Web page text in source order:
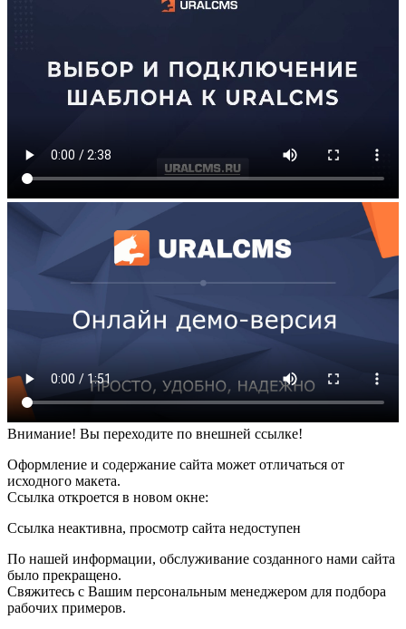
Внимание! Вы переходите по внешней ссылке!
Оформление и содержание сайта может отличаться от
исходного макета.
Ссылка откроется в новом окне:
Ссылка неактивна, просмотр сайта недоступен
По нашей информации, обслуживание созданного нами сайта
было прекращено.
Свяжитесь с Вашим персональным менеджером для подбора
рабочих примеров.